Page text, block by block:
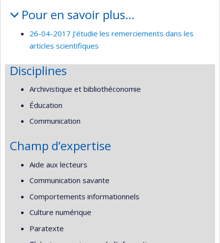
Pour en savoir plus…
26-04-2017 J’étudie les remerciements dans les
articles scientifiques
Disciplines
Archivistique et bibliothéconomie
Éducation
Communication
Champ d’expertise
Aide aux lecteurs
Communication savante
Comportements informationnels
Culture numérique
Paratexte